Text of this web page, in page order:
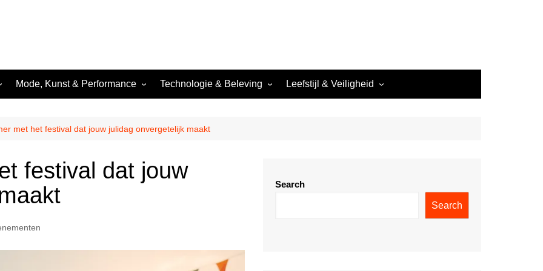
Mode, Kunst & Performance
Nachtelijke Kunst &
Beeldcultuur
Technologie & Beleving
Festivals & Evenementen
Leefstijl & Veiligheid
met het festival dat jouw julidag onvergetelijk maakt
festival dat jouw
Search
Search